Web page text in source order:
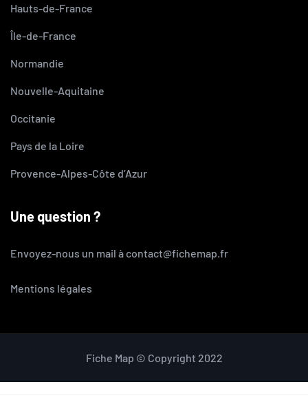
Hauts-de-France
Île-de-France
Normandie
Nouvelle-Aquitaine
Occitanie
Pays de la Loire
Provence-Alpes-Côte d’Azur
Une question ?
Envoyez-nous un mail à contact@fichemap.fr
Mentions légales
Fiche Map © Copyright 2022